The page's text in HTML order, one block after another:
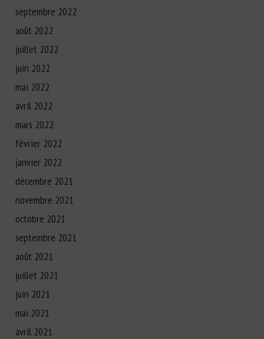
septembre 2022
août 2022
juillet 2022
juin 2022
mai 2022
avril 2022
mars 2022
février 2022
janvier 2022
décembre 2021
novembre 2021
octobre 2021
septembre 2021
août 2021
juillet 2021
juin 2021
mai 2021
avril 2021